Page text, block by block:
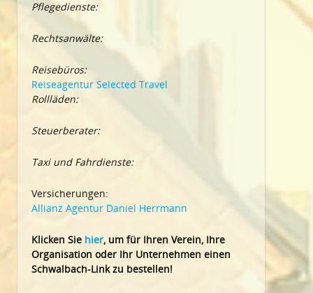
Pflegedienste:
Rechtsanwälte:
Reisebüros:
Reiseagentur Selected Travel
Rollläden:
Steuerberater:
Taxi und Fahrdienste:
Versicherungen:
Allianz Agentur Daniel Herrmann
Klicken Sie hier, um für Ihren Verein, Ihre
Organisation oder Ihr Unternehmen einen
Schwalbach-Link zu bestellen!